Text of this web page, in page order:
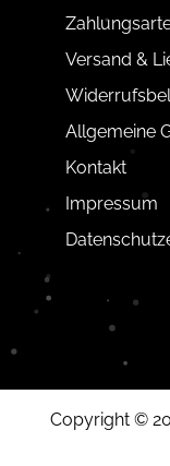
Versand &
Allgemeine
Kontakt
Impressum
Copyright ©